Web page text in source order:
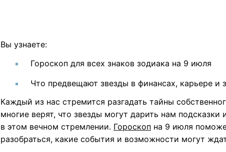
Вы узнаете:
Гороскоп для всех знаков зодиака на 9 июля
Что предвещают звезды в финансах, карьере и
Каждый из нас стремится разгадать тайны
многие верят, что звезды могут дарить нам подсказки
в этом вечном стремлении. Гороскоп на 9 июля
разобраться, какие события и возможности могут